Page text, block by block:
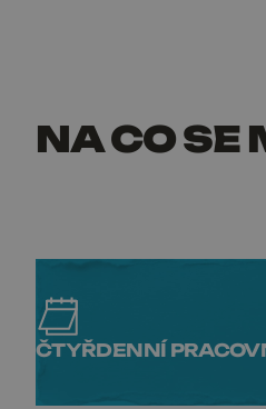
NA CO SE
ČTYŘDENNÍ